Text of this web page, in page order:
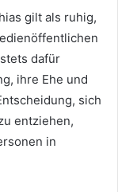
gilt als ruhig,
stets dafür
ihre Ehe und
sich
entziehen,
in